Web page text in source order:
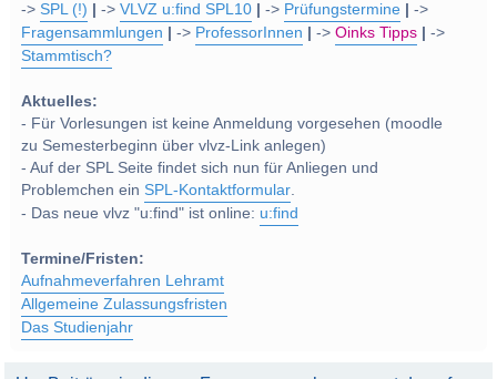
->SPL (!) ->VLVZ u:find SPL10 -> Prüfungstermine
->
Fragensammlungen
-> ProfessorInnen ->Oinks Tipps
->
Stammtisch?
Aktuelles:
- Für Vorlesungen ist keine Anmeldung vorgesehen (moodle
zu Semesterbeginn über vlvz-Link anlegen)
- Auf der SPL Seite findet sich nun für Anliegen und
Problemchen einSPL-Kontaktformular.
- Das neue vlvz "u:find" ist online: u:find
Termine/Fristen:
Aufnahmeverfahren Lehramt
Allgemeine Zulassungsfristen
Das Studienjahr